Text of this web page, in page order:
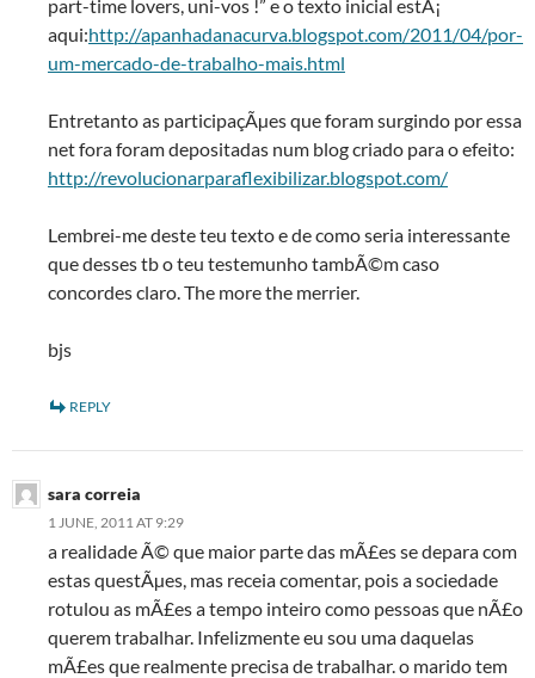
part-time lovers, uni-vos !” e o texto inicial estÃ¡
aqui:http://apanhadanacurva.blogspot.com/2011/04/por-
um-mercado-de-trabalho-mais.html
Entretanto as participaçÃµes que foram surgindo por essa
net fora foram depositadas num blog criado para o efeito:
http://revolucionarparaflexibilizar.blogspot.com/
Lembrei-me deste teu texto e de como seria interessante
que desses tb o teu testemunho tambÃ©m caso
concordes claro. The more the merrier.
bjs
REPLY
sara correia
1 JUNE, 2011 AT 9:29
a realidade Ã© que maior parte das mÃ£es se depara com
estas questÃµes, mas receia comentar, pois a sociedade
rotulou as mÃ£es a tempo inteiro como pessoas que nÃ£o
querem trabalhar. Infelizmente eu sou uma daquelas
mÃ£es que realmente precisa de trabalhar. o marido tem